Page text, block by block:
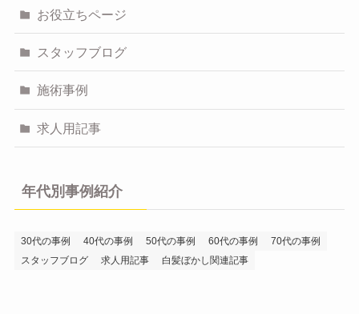
お役立ちページ
スタッフブログ
施術事例
求人用記事
年代別事例紹介
30代の事例 40代の事例 50代の事例 60代の事例
70代の事例
スタッフブログ
求人用記事 白髪ぼかし関連記事